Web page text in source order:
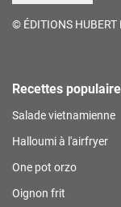
© ÉDITIONS
Recettes
Salade vietnamienne
Halloumi à l'airfryer
One pot orzo
Oignon frit